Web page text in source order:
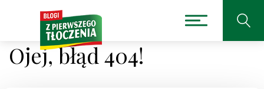
Ojej, błąd 404!